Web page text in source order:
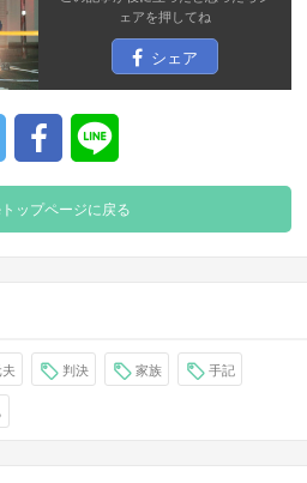
ェアを押してね
シェア
ップページに戻る
夫 判決 家族 手記